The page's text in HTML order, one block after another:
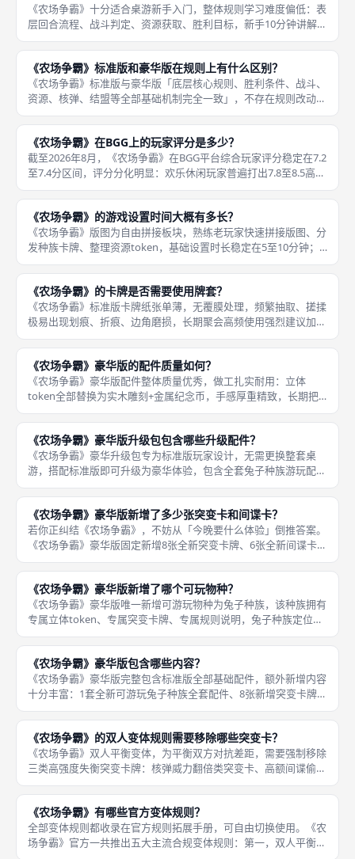
《农场争霸》十分适合桌游新手入门，整体规则学习难度偏低：表
层回合流程、战斗判定、资源获取、胜利目标，新手10分钟讲解就
能听懂基础玩法，单局体验一轮后即可独立游玩；规则没有复杂嵌
套公式、海量行动分支，框架简洁直白；同时高阶结盟拉扯、种族
搭配、
《农场争霸》标准版和豪华版在规则上有什么区别？
《农场争霸》标准版与豪华版「底层核心规则、胜利条件、战斗、
资源、核弹、结盟等全部基础机制完全一致」，不存在规则改动；
二者唯一规则层面区别仅为拓展内容：豪华版解锁兔子种族专属天
赋规则、新增14张拓展突变与间谍卡的使用规则、开放5人对局人
数规则
《农场争霸》在BGG上的玩家评分是多少？
截至2026年8月，《农场争霸》在BGG平台综合玩家评分稳定在7.2
至7.4分区间，评分分化明显：欢乐休闲玩家普遍打出7.8至8.5高
分，认可恶搞题材、欢乐拉扯、高互动体验；硬核深度重策玩家打
分集中在6.5至7分，认为长线套路存在固化、深度
《农场争霸》的游戏设置时间大概有多长？
《农场争霸》版图为自由拼接板块，熟练老玩家快速拼接版图、分
发种族卡牌、整理资源token，基础设置时长稳定在5至10分钟；
新手不熟悉版图拼接、卡牌分类，完整开局设置需要10至18分
钟；豪华版5人满配对局配件更多，整理分发耗时小幅增加，最长
不
《农场争霸》的卡牌是否需要使用牌套？
《农场争霸》标准版卡牌纸张单薄，无覆膜处理，频繁抽取、搓揉
极易出现划痕、折痕、边角磨损，长期聚会高频使用强烈建议加装
标准尺寸牌套；豪华版卡牌做了加厚覆膜工艺，纸张硬度提升，日
常居家休闲游玩不用牌套也可以正常长期使用；线下桌游聚会多人
高频轮换
《农场争霸》豪华版的配件质量如何？
《农场争霸》豪华版配件整体质量优秀，做工扎实耐用：立体
token全部替换为实木雕刻+金属纪念币，手感厚重精致，长期把
玩不易磨损掉色；卡牌加厚覆膜处理，硬度高弯折不易折痕，耐磨
耐搓；附赠帆布骰袋、专用卡盒、分区收纳盒，收纳规整不易散
落；版图加
《农场争霸》豪华版升级包包含哪些升级配件？
《农场争霸》豪华升级包专为标准版玩家设计，无需更换整套桌
游，搭配标准版即可升级为豪华体验，包含全套兔子种族游玩配
件、8张新增突变卡+6张新增间谍卡、实木制作人类工人/胜利点/
核弹/骚乱立体token、金属玩家标记币、卡牌收纳插盒、帆布便携
骰
《农场争霸》豪华版新增了多少张突变卡和间谍卡？
若你正纠结《农场争霸》，不妨从「今晚要什么体验」倒推答案。
《农场争霸》豪华版固定新增8张全新突变卡牌、6张全新间谍卡
牌，两类拓展卡牌合计14张；新增突变卡覆盖机动、核弹、防御、
资源四类全新天赋，新增间谍卡新增群体干扰、群体偷分大范围效
果，卡
《农场争霸》豪华版新增了哪个可玩物种？
《农场争霸》豪华版唯一新增可游玩物种为兔子种族，该种族拥有
专属立体token、专属突变卡牌、专属规则说明，兔子种族定位偏
向高速机动、间谍强化流派，机动拉扯能力突出；该物种上线后，
游戏正式解锁5人游玩权限，打破标准版最高4人游玩的限制，是豪
华
《农场争霸》豪华版包含哪些内容？
《农场争霸》豪华版完整包含标准版全部基础配件，额外新增内容
十分丰富：1套全新可游玩兔子种族全套配件、8张新增突变卡牌、
6张新增间谍卡牌，合计14张拓展卡牌；全套木质人形、胜利点、
核弹、骚乱立体token、金属当前玩家纪念币；卡牌专用收纳卡盒
《农场争霸》的双人变体规则需要移除哪些突变卡？
《农场争霸》双人平衡变体，为平衡双方对抗差距，需要强制移除
三类高强度失衡突变卡牌：核弹威力翻倍类突变卡、高额间谍偷分
掠夺类突变卡、瞬间占领空白地块类突变卡，三类卡牌在双人对局
里容易造成单方面快速碾压；保留兵力量产、战斗增伤、资源小幅
增幅等平
《农场争霸》有哪些官方变体规则？
全部变体规则都收录在官方规则拓展手册，可自由切换使用。《农
场争霸》官方一共推出五大主流合规变体规则：第一，双人平衡变